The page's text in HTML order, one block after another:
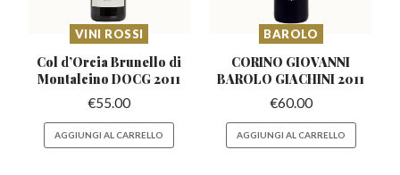
VINI ROSSI
Col d’Orcia Brunello di
Montalcino DOCG 2011
€55.00
AGGIUNGI AL CARRELLO
BAROLO
CORINO GIOVANNI
BAROLO GIACHINI 2011
€60.00
AGGIUNGI AL CARRELLO